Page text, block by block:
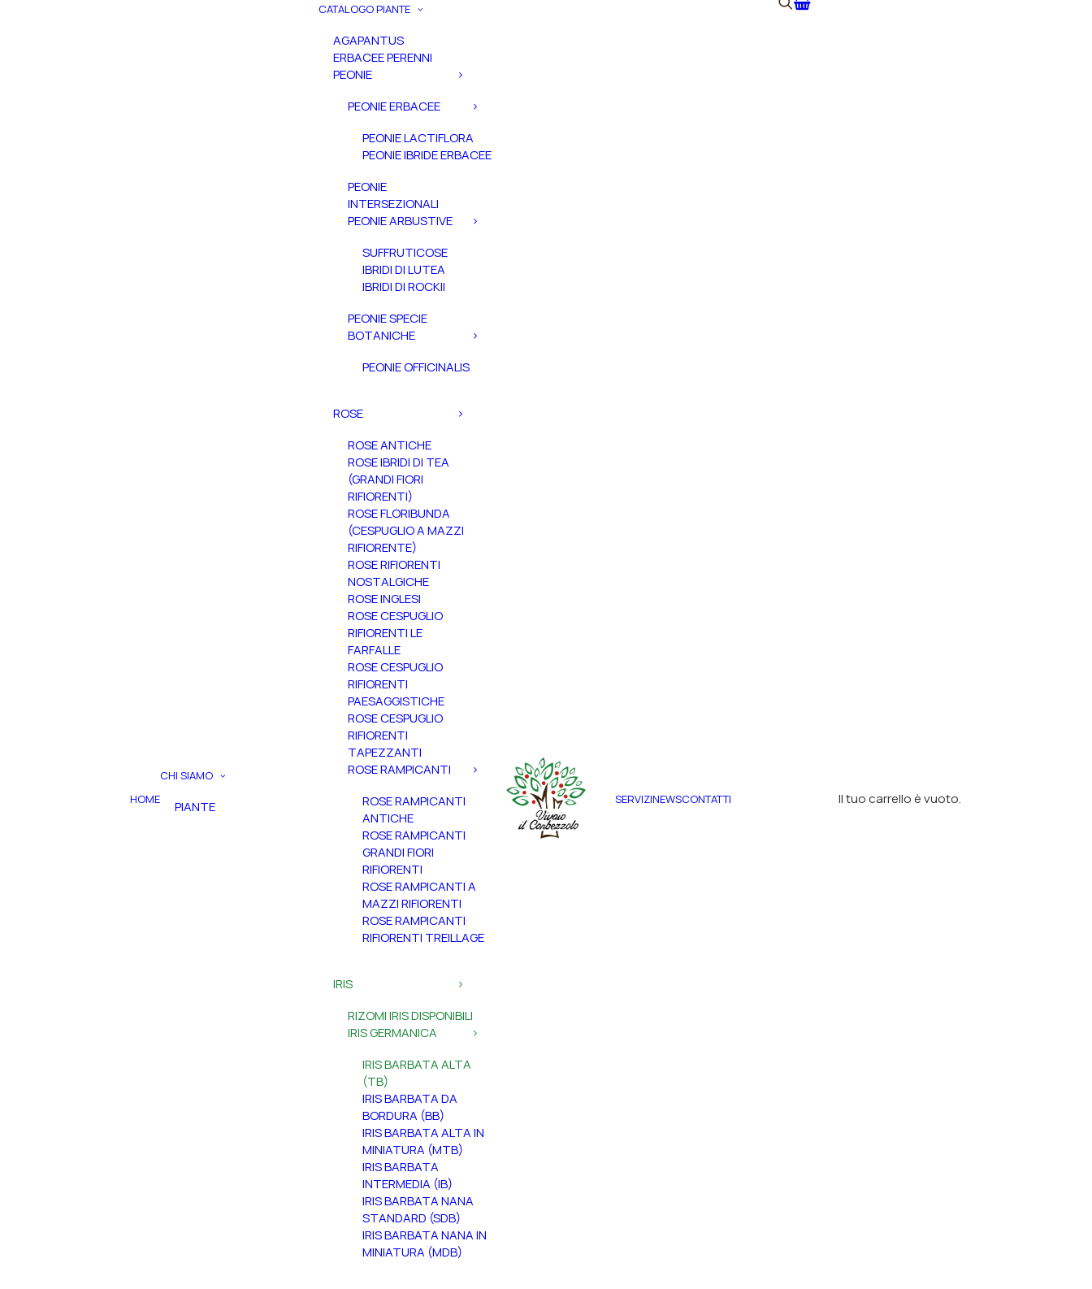
HOME
CHI SIAMO
PIANTE
CATALOGO PIANTE
AGAPANTUS
ERBACEE PERENNI
PEONIE
PEONIE ERBACEE
PEONIE LACTIFLORA
PEONIE IBRIDE ERBACEE
PEONIE
INTERSEZIONALI
PEONIE ARBUSTIVE
SUFFRUTICOSE
IBRIDI DI LUTEA
IBRIDI DI ROCKII
PEONIE SPECIE
BOTANICHE
PEONIE OFFICINALIS
ROSE
ROSE ANTICHE
ROSE IBRIDI DI TEA
(GRANDI FIORI
RIFIORENTI)
ROSE FLORIBUNDA
(CESPUGLIO A MAZZI
RIFIORENTE)
ROSE RIFIORENTI
NOSTALGICHE
ROSE INGLESI
ROSE CESPUGLIO
RIFIORENTI LE
FARFALLE
ROSE CESPUGLIO
RIFIORENTI
PAESAGGISTICHE
ROSE CESPUGLIO
RIFIORENTI
TAPEZZANTI
ROSE RAMPICANTI
ROSE RAMPICANTI
ANTICHE
ROSE RAMPICANTI
GRANDI FIORI
RIFIORENTI
ROSE RAMPICANTI A
MAZZI RIFIORENTI
ROSE RAMPICANTI
RIFIORENTI TREILLAGE
IRIS
RIZOMI IRIS DISPONIBILI
IRIS GERMANICA
IRIS BARBATA ALTA
(TB)
IRIS BARBATA DA
BORDURA (BB)
IRIS BARBATA ALTA IN
MINIATURA (MTB)
IRIS BARBATA
INTERMEDIA (IB)
IRIS BARBATA NANA
STANDARD (SDB)
IRIS BARBATA NANA IN
MINIATURA (MDB)
SERVIZINEWSCONTATTI Il tuo carrello è vuoto.